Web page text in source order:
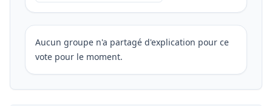
Aucun groupe n'a partagé d'explication pour ce
vote pour le moment.